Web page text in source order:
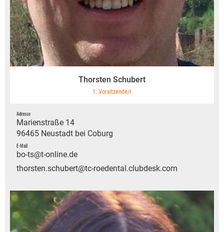
Thorsten Schubert
1. Vorsitzende/r
Adresse
Marienstraße 14
96465 Neustadt bei Coburg
E-Mail
bo-ts@t-online.de
thorsten.schubert@tc-roedental.clubdesk.com